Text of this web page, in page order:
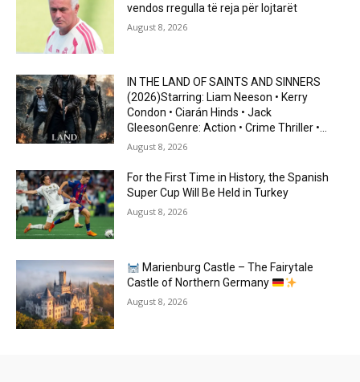
vendos rregulla të reja për lojtarët
August 8, 2026
IN THE LAND OF SAINTS AND SINNERS
(2026)Starring: Liam Neeson • Kerry
Condon • Ciarán Hinds • Jack
GleesonGenre: Action • Crime Thriller •...
August 8, 2026
For the First Time in History, the Spanish
Super Cup Will Be Held in Turkey
August 8, 2026
Marienburg Castle – The Fairytale
Castle of Northern Germany
August 8, 2026